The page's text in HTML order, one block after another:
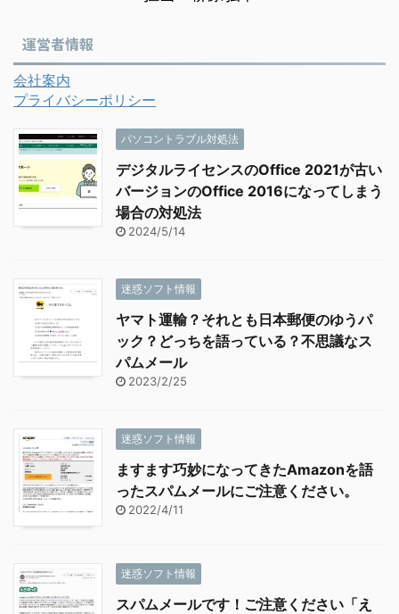
運営者情報
会社案内
プライバシーポリシー
パソコントラブル対処法
デジタルライセンスのOffice 2021が古い
バージョンのOffice 2016になってしまう
場合の対処法
2024/5/14
迷惑ソフト情報
ヤマト運輸？それとも日本郵便のゆうパ
ック？どっちを語っている？不思議なス
パムメール
2023/2/25
迷惑ソフト情報
ますます巧妙になってきたAmazonを語
ったスパムメールにご注意ください。
2022/4/11
迷惑ソフト情報
スパムメールです！ご注意ください「え